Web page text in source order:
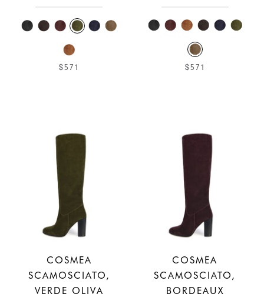
$571 $571
COSMEA
SCAMOSCIATO,
VERDE OLIVA
COSMEA
SCAMOSCIATO,
BORDEAUX